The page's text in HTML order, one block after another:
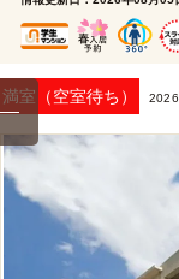
満室（空室待ち）